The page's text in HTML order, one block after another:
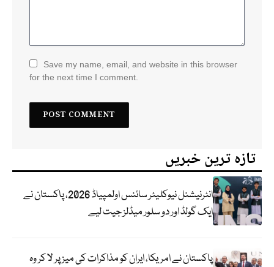
Save my name, email, and website in this browser
for the next time I comment.
تازہ ترین خبریں
انٹرنیشنل نیوکلیئر سائنس اولمپیاڈ 2026، پاکستان نے
ایک گولڈ اور دو سلور میڈلز جیت لیے
پاکستان نے امریکا، ایران کو مذاکرات کی میز پر لا کر وہ